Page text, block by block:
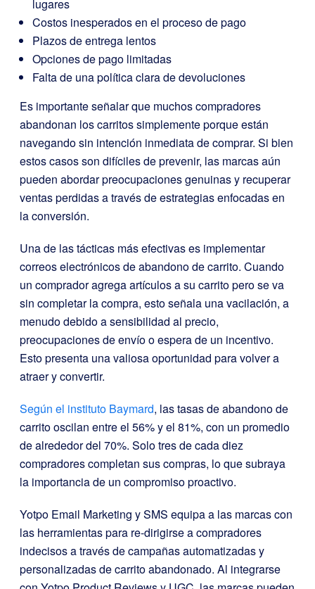
lugares
Costos inesperados en el proceso de pago
Plazos de entrega lentos
Opciones de pago limitadas
Falta de una política clara de devoluciones
Es importante señalar que muchos compradores
abandonan los carritos simplemente porque están
navegando sin intención inmediata de comprar. Si bien
estos casos son difíciles de prevenir, las marcas aún
pueden abordar preocupaciones genuinas y recuperar
ventas perdidas a través de estrategias enfocadas en
la conversión.
Una de las tácticas más efectivas es implementar
correos electrónicos de abandono de carrito. Cuando
un comprador agrega artículos a su carrito pero se va
sin completar la compra, esto señala una vacilación, a
menudo debido a sensibilidad al precio,
preocupaciones de envío o espera de un incentivo.
Esto presenta una valiosa oportunidad para volver a
atraer y convertir.
Según el instituto Baymard, las tasas de abandono de
carrito oscilan entre el 56% y el 81%, con un promedio
de alrededor del 70%. Solo tres de cada diez
compradores completan sus compras, lo que subraya
la importancia de un compromiso proactivo.
Yotpo Email Marketing y SMS equipa a las marcas con
las herramientas para re-dirigirse a compradores
indecisos a través de campañas automatizadas y
personalizadas de carrito abandonado. Al integrarse